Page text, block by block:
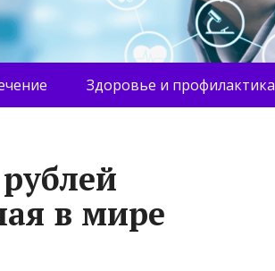
Здоровье и профилактика
в мире